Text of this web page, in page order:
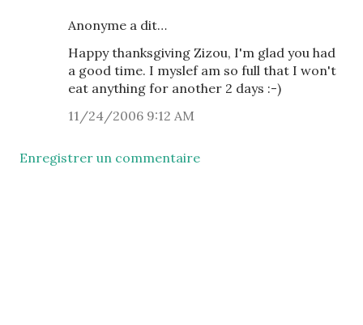
Anonyme a dit…
Happy thanksgiving Zizou, I'm glad you had
a good time. I myslef am so full that I won't
eat anything for another 2 days :-)
11/24/2006 9:12 AM
Enregistrer un commentaire